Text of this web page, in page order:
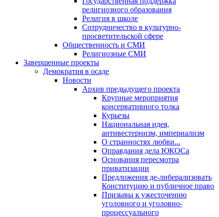
религиозного образования
Религия в школе
Сотрудничество в культурно-
просветительской сфере
Общественность и СМИ
Религиозные СМИ
Завершенные проекты
Демократия в осаде
Новости
Архив предыдущего проекта
Крупные мероприятия
консервативного толка
Курьезы
Национальная идея,
антивестернизм, империализм
О странностях любви...
Оправдания дела ЮКОСа
Основания пересмотра
приватизации
Предложения де-либерализовать
Конституцию и публичное право
Призывы к ужесточению
уголовного и уголовно-
процессуального